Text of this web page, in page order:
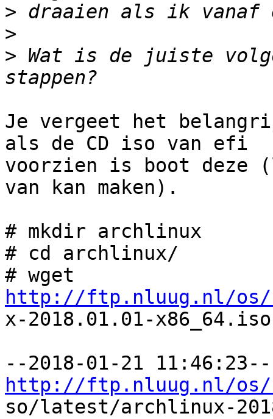
>
>
> Wat is de juiste
Je vergeet het
als de CD iso van efi
voorzien is boot deze
van kan maken).
# mkdir archlinux
# cd archlinux/
http://ftp.nluug.nl/
x-2018.01.01-x86_64.iso
http://ftp.nluug.nl/
so/latest/archlinux-